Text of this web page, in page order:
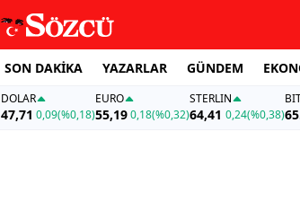
SON DAKİKA YAZARLAR GÜNDEM
DOLAR
47,71 0,09(%0,18)
EURO
55,19 0,18(%0,32)
STERLIN
64,41 0,24(%0,38)